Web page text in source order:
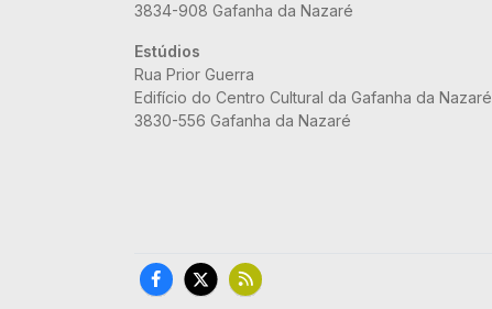
3834-908 Gafanha da Nazaré
Estúdios
Rua Prior Guerra
Edifício do Centro Cultural da Gafanha da Nazaré
3830-556 Gafanha da Nazaré